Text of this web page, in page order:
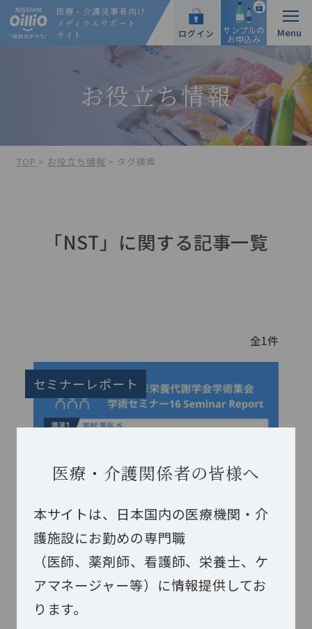
医療・介護従事者向け
メディカルサポート
サイト
ログイン サンプルの
お申込み
お役立ち情報
TOP > お役立ち情報 > タグ検索
「NST」に関する記事一覧
全1件
セミナーレポート
ヘルスケア・レストラン別刷「あ
なたの病院のNSTをレベルアップ
するコツ」
〜新しい結晶性ＭＣＴの応用例〜 第36回日本
医療・介護関係者の皆様へ
本サイトは、日本国内の医療機関・介
護施設にお勤めの専門職
（医師、薬剤師、看護師、栄養士、ケ
アマネージャー等）に情報提供してお
ります。